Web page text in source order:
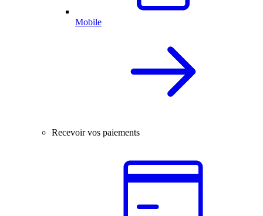
Mobile
Recevoir vos paiements